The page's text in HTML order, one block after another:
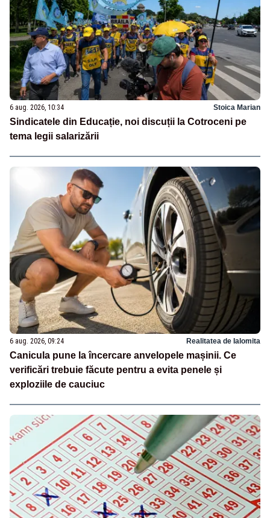
6 aug. 2026, 10:34 Stoica Marian
Sindicatele din Educație, noi discuții la Cotroceni pe
tema legii salarizării
6 aug. 2026, 09:24 Realitatea de Ialomita
Canicula pune la încercare anvelopele mașinii. Ce
verificări trebuie făcute pentru a evita penele și
exploziile de cauciuc